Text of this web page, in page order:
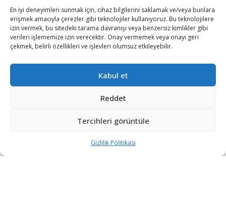
En iyi deneyimleri sunmak için, cihaz bilgilerini saklamak ve/veya bunlara
erişmek amacıyla çerezler gibi teknolojiler kullanıyoruz. Bu teknolojilere
izin vermek, bu sitedeki tarama davranışı veya benzersiz kimlikler gibi
verileri işlememize izin verecektir. Onay vermemek veya onayı geri
çekmek, belirli özellikleri ve işlevleri olumsuz etkileyebilir.
Kabul et
Reddet
Tercihleri görüntüle
Gizlilik Politikası
2026 © Savunma TR. Tüm Hakları Saklıdır.
Savunma Sanayii
Siber Güvenlik
Teknoloji
Politika
Dosya Haber